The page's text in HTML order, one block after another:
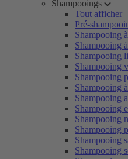
Shampooings
Tout afficher
Pré-
Shampooing
Shampooing
Shampooing
Shampooing
Shampooing
Shampooing
Shampooing
Shampooing
Shampooing
Shampooing
Shampooing
Shampooing